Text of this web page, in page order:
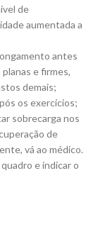
de
aumentada a
antes
e firmes,
demais;
os exercícios;
sobrecarga nos
de
vá ao médico.
e indicar o